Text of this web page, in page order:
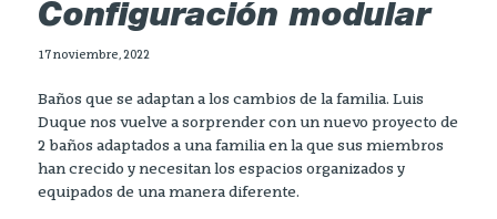
Configuración modular
17 noviembre, 2022
Baños que se adaptan a los cambios de la familia. Luis
Duque nos vuelve a sorprender con un nuevo proyecto de
2 baños adaptados a una familia en la que sus miembros
han crecido y necesitan los espacios organizados y
equipados de una manera diferente.